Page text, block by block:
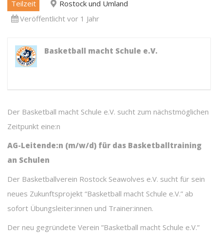
Teilzeit
Rostock und Umland
Veröffentlicht vor 1 Jahr
Basketball macht Schule e.V.
Der Basketball macht Schule e.V. sucht zum nächstmöglichen
Zeitpunkt eine:n
AG-Leitende:n (m/w/d) für das Basketballtraining
an Schulen
Der Basketballverein Rostock Seawolves e.V. sucht für sein
neues Zukunftsprojekt “Basketball macht Schule e.V.” ab
sofort Übungsleiter:innen und Trainer:innen.
Der neu gegründete Verein ”Basketball macht Schule e.V.”